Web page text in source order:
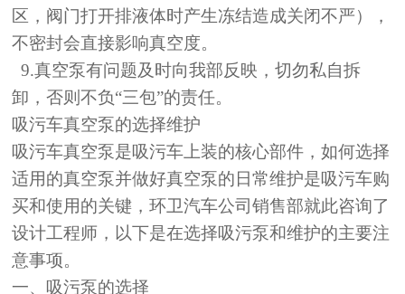
区，阀门打开排液体时产生冻结造成关闭不严），
不密封会直接影响真空度。
9.真空泵有问题及时向我部反映，切勿私自拆
卸，否则不负“三包”的责任。
吸污车真空泵的选择维护
吸污车真空泵是吸污车上装的核心部件，如何选择
适用的真空泵并做好真空泵的日常维护是吸污车购
买和使用的关键，环卫汽车公司销售部就此咨询了
设计工程师，以下是在选择吸污泵和维护的主要注
意事项。
一、吸污泵的选择